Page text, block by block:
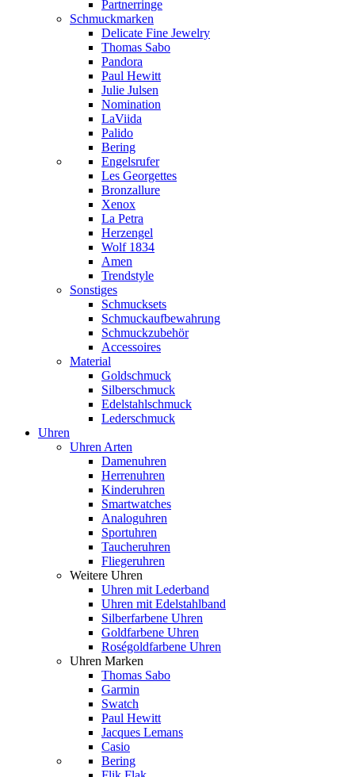
Partnerringe
Schmuckmarken
Delicate Fine Jewelry
Thomas Sabo
Pandora
Paul Hewitt
Julie Julsen
Nomination
LaViida
Palido
Bering
Engelsrufer
Les Georgettes
Bronzallure
Xenox
La Petra
Herzengel
Wolf 1834
Amen
Trendstyle
Sonstiges
Schmucksets
Schmuckaufbewahrung
Schmuckzubehör
Accessoires
Material
Goldschmuck
Silberschmuck
Edelstahlschmuck
Lederschmuck
Uhren
Uhren Arten
Damenuhren
Herrenuhren
Kinderuhren
Smartwatches
Analoguhren
Sportuhren
Taucheruhren
Fliegeruhren
Weitere Uhren
Uhren mit Lederband
Uhren mit Edelstahlband
Silberfarbene Uhren
Goldfarbene Uhren
Roségoldfarbene Uhren
Uhren Marken
Thomas Sabo
Garmin
Swatch
Paul Hewitt
Jacques Lemans
Casio
Bering